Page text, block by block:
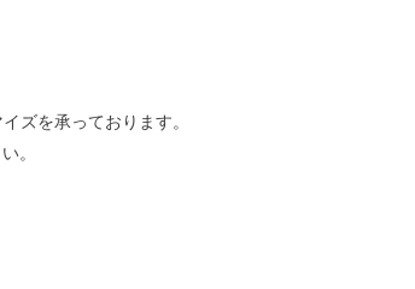
ズを承っております。
。